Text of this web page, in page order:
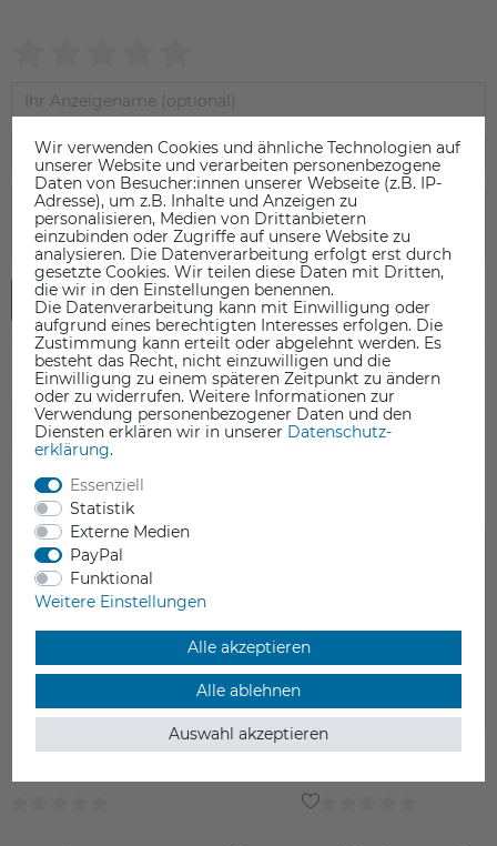
Rezension senden
ZUBEHÖR
Wir verwenden Cookies und ähnliche Technologien auf
unserer Website und verarbeiten personenbezogene
Daten von Besucher:innen unserer Webseite (z.B. IP-
Adresse), um z.B. Inhalte und Anzeigen zu
personalisieren, Medien von Drittanbietern
einzubinden oder Zugriffe auf unsere Website zu
analysieren. Die Datenverarbeitung erfolgt erst durch
gesetzte Cookies. Wir teilen diese Daten mit Dritten,
die wir in den Einstellungen benennen.
Die Datenverarbeitung kann mit Einwilligung oder
aufgrund eines berechtigten Interesses erfolgen. Die
Zustimmung kann erteilt oder abgelehnt werden. Es
besteht das Recht, nicht einzuwilligen und die
Einwilligung zu einem späteren Zeitpunkt zu ändern
oder zu widerrufen. Weitere Informationen zur
Verwendung personenbezogener Daten und den
Diensten erklären wir in unserer Daten­schutz­
erklärung.
Essenziell
Statistik
Externe Medien
PayPal
Funktional
Weitere Einstellungen
Alle akzeptieren
Alle ablehnen
Auswahl akzeptieren